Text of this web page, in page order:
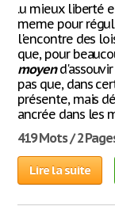
.u mieux liberté
meme pour
l'encontre des
que, pour
moyen
pas que, dans
présente, mais
ancrée dans les
419 Mots / 2
Lire la suite